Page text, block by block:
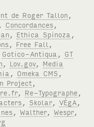
de Roger Tallon ,
Concordances ,
, Ethica Spinoza ,
, Free Fall ,
Gotico-Antiqua , GT
, Lov.gov, Media
, Omeka CMS ,
Project ,
, Re-Typographe ,
, Skolar,VÉgA,
,Walther,Wespr,